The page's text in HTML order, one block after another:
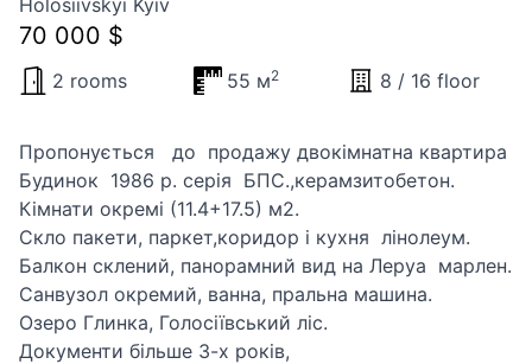
70 000 $
2 rooms 55 м2 8 / 16 floor
Пропонується до продажу двокімнатна квартира
Будинок 1986 р. серія БПС.,керамзитобетон.
Кімнати окремі (11.4+17.5) м2.
Скло пакети, паркет,коридор і кухня лінолеум.
Балкон склений, панорамний вид на Леруа марлен.
Санвузол окремий, ванна, пральна машина.
Озеро Глинка, Голосіївський ліс.
Документи більше 3-х років,